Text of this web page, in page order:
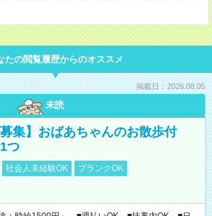
たの閲覧履歴からのオススメ
掲載日：2026.08.05
未読
募集】おばあちゃんのお散歩付
つ
社会人未経験OK
ブランクOK